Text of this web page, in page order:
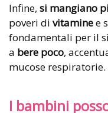
Infine, si mangiano
poveri di vitaminee
fondamentali per il
a bere poco,
mucose respiratorie.
I bambini